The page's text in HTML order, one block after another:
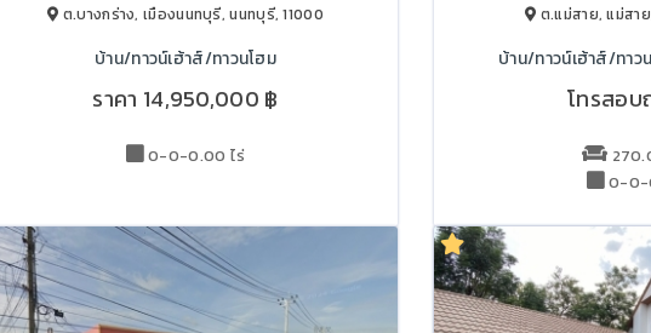
ต.บางกร่าง, เมืองนนทบุรี, นนทบุรี, 11000
บ้าน/ทาวน์เฮ้าส์/ทาวนโฮม
ราคา 14,950,000 ฿
0-0-0.00 ไร่
ต.แม่สาย, แม่สา
บ้าน/ทาวน์เฮ้าส์/ทา
โทรสอบ
0-0-